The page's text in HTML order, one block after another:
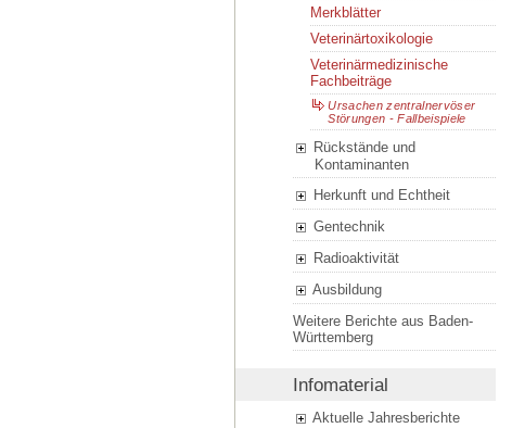
Merkblätter
Veterinärtoxikologie
Veterinärmedizinische
Fachbeiträge
Ursachen zentralnervöser
Störungen - Fallbeispiele
Rückstände und
Kontaminanten
Herkunft und Echtheit
Gentechnik
Radioaktivität
Ausbildung
Weitere Berichte aus Baden-
Württemberg
Infomaterial
Aktuelle Jahresberichte